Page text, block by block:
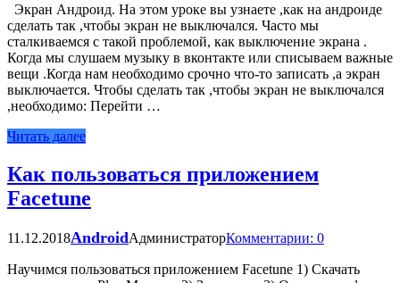
Экран Андроид. На этом уроке вы узнаете ,как на андроиде
сделать так ,чтобы экран не выключался. Часто мы
сталкиваемся с такой проблемой, как выключение экрана .
Когда мы слушаем музыку в вконтакте или списываем важные
вещи .Когда нам необходимо срочно что-то записать ,а экран
выключается. Чтобы сделать так ,чтобы экран не выключался
,необходимо: Перейти …
Читать далее
Как пользоваться приложением
Facetune
11.12.2018AndroidАдминистраторКомментарии: 0
Научимся пользоваться приложением Facetune 1) Скачать